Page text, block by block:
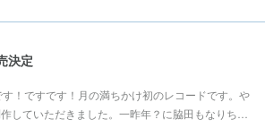
決定
ですです！月の満ちかけ初のレコードです。や
していただきました。一昨年？に脇田もなりち…